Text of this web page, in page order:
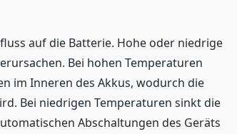
auf die Batterie. Hohe oder niedrige
Bei hohen Temperaturen
im Inneren des Akkus, wodurch die
Bei niedrigen Temperaturen sinkt die
Abschaltungen des Geräts